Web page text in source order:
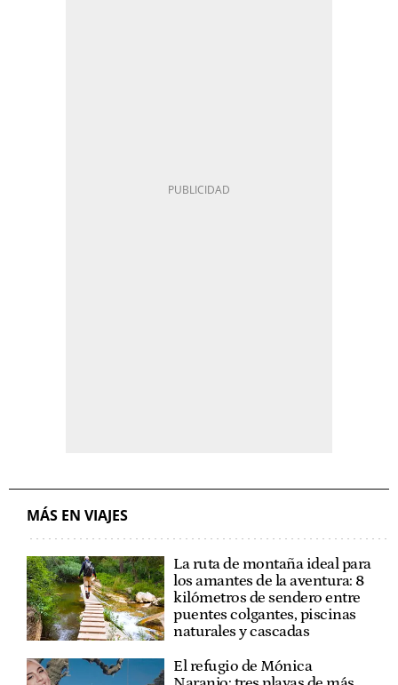
MÁS EN VIAJES
La ruta de montaña ideal para
los amantes de la aventura: 8
kilómetros de sendero entre
puentes colgantes, piscinas
naturales y cascadas
El refugio de Mónica